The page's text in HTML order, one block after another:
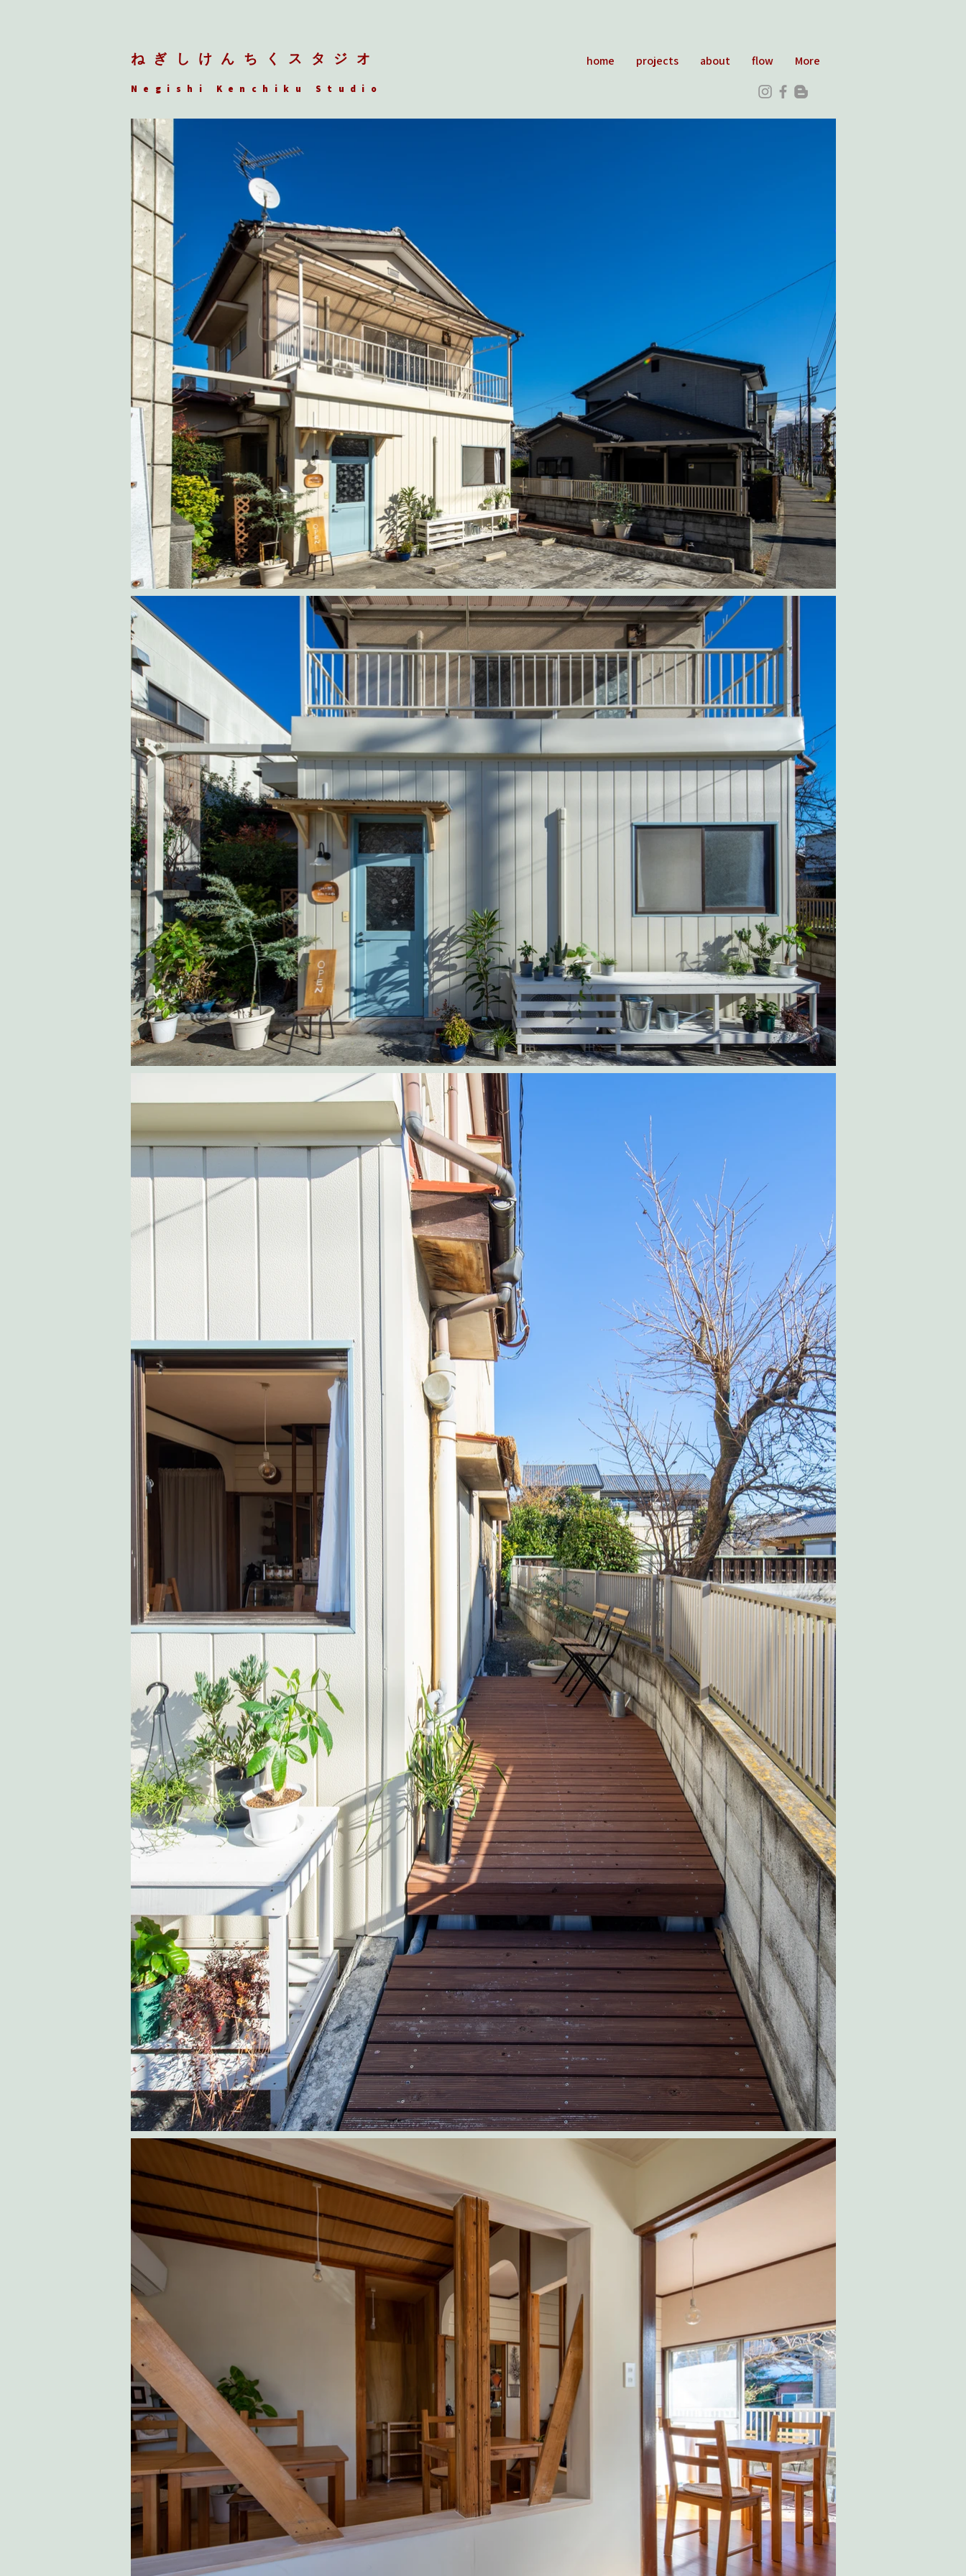
ねぎしけんちくスタジオ
Negishi Kenchiku Studio
home projects about flow More